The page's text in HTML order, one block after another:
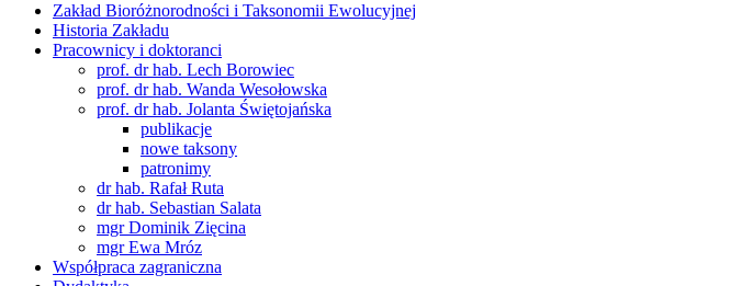
Zakład Bioróżnorodności i Taksonomii Ewolucyjnej
Historia Zakładu
Pracownicy i doktoranci
prof. dr hab. Lech Borowiec
prof. dr hab. Wanda Wesołowska
prof. dr hab. Jolanta Świętojańska
publikacje
nowe taksony
patronimy
dr hab. Rafał Ruta
dr hab. Sebastian Salata
mgr Dominik Zięcina
mgr Ewa Mróz
Współpraca zagraniczna